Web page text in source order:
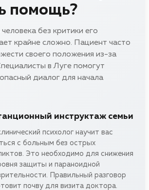
помощь?
без критики его
крайне сложно. Пациент часто
своего положения из-за
в Луге помогут
диалог для начала
инструктаж семьи
психолог научит вас
с больным без острых
Это необходимо для снижения
защиты и параноидной
Правильный разговор
почву для визита доктора.